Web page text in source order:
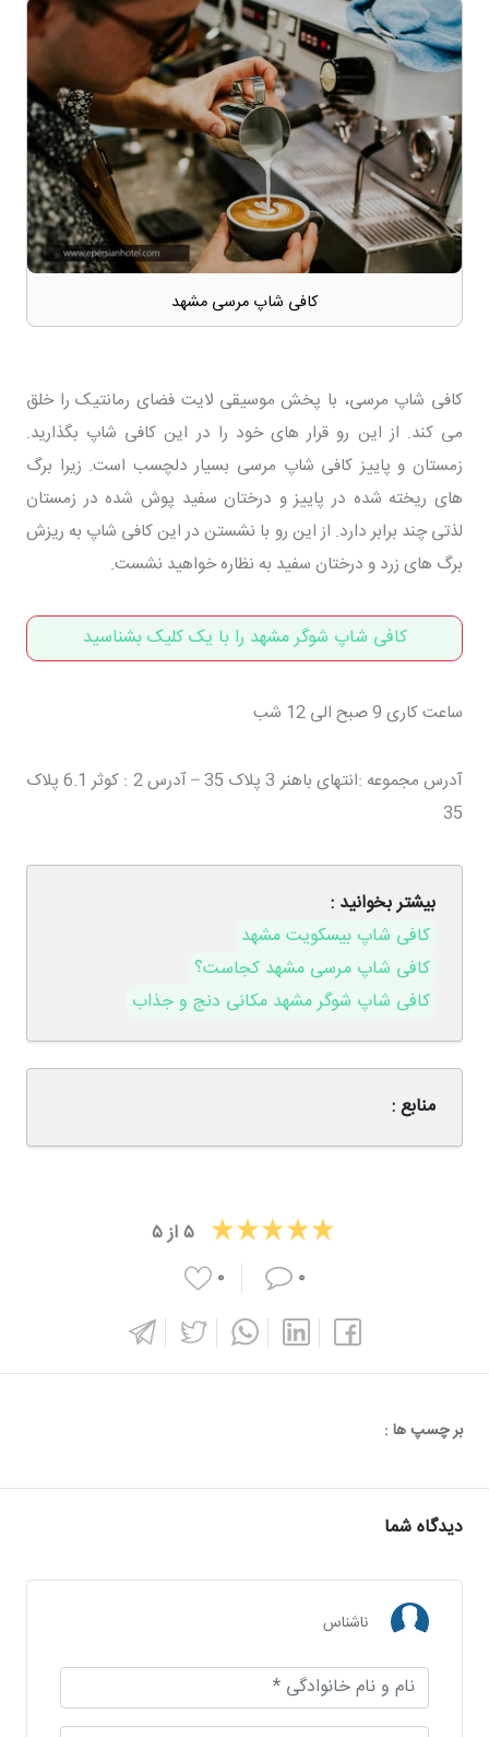
کافی شاپ مرسی مشهد
کافی شاپ مرسی، با پخش موسیقی لایت فضای رمانتیک را خلق
می کند. از این رو قرار های خود را در این کافی شاپ بگذارید.
زمستان و پاییز کافی شاپ مرسی بسیار دلچسب است. زیرا برگ
های ریخته شده در پاییز و درختان سفید پوش شده در زمستان
لذتی چند برابر دارد. از این رو با نشستن در این کافی شاپ به ریزش
برگ های زرد و درختان سفید به نظاره خواهید نشست.
کافی شاپ شوگر مشهد را با یک کلیک بشناسید
ساعت کاری 9 صبح الی 12 شب
آدرس مجموعه :انتهای باهنر 3 پلاک 35 – آدرس 2 : کوثر 6.1 پلاک
35
بیشتر بخوانید :
کافی شاپ بیسکویت مشهد
کافی شاپ مرسی مشهد کجاست؟
کافی شاپ شوگر مشهد مکانی دنج و جذاب
منابع :
۵از۵
۰
۰
بر چسپ ها :
دیدگاه شما
ناشناس